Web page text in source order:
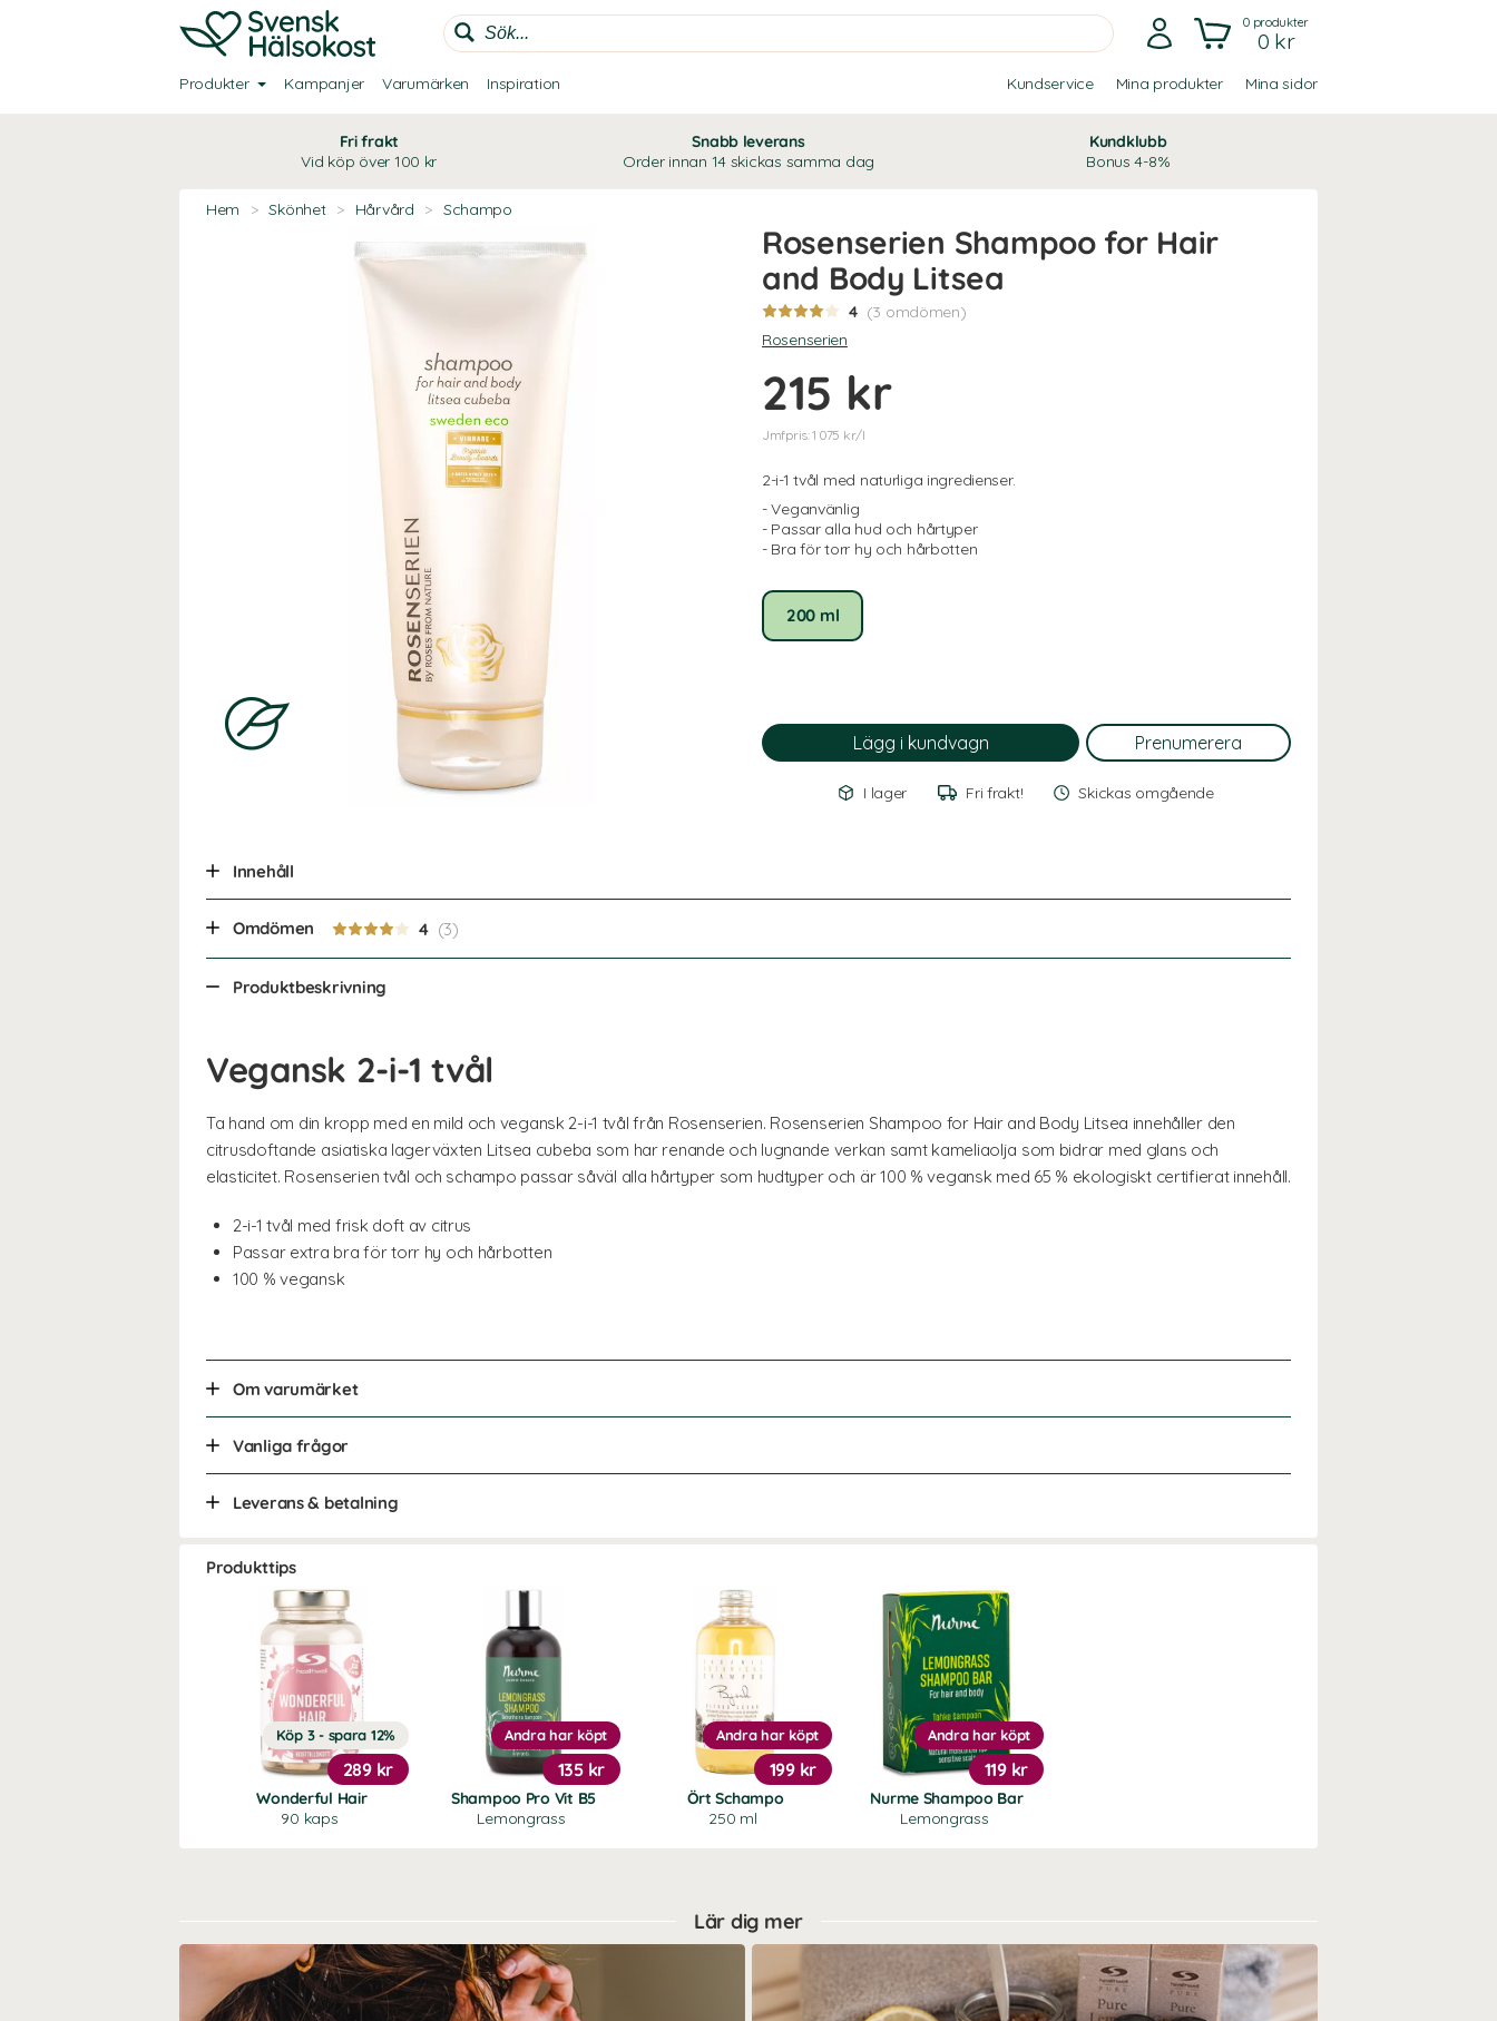
0produkter
0 kr
Produkter Kampanjer Varumärken Inspiration Kundservice Mina produkter Mina sidor
Fri frakt
Vid köp över 100 kr
Snabb leverans
Order innan 14 skickas samma dag
Kundklubb
Bonus 4-8%
Hem > Skönhet > Hårvård > Schampo
Rosenserien Shampoo for Hair
and Body Litsea
4 (3 omdömen)
Rosenserien
215 kr
Jmfpris: 1 075 kr/l
2-i-1 tvål med naturliga ingredienser.
- Veganvänlig
- Passar alla hud och hårtyper
- Bra för torr hy och hårbotten
200 ml
I lager Fri frakt! Skickas omgående
Innehåll
Omdömen 4
Produktbeskrivning
Vegansk 2-i-1 tvål
Ta hand om din kropp med en mild och vegansk 2-i-1 tvål från Rosenserien. Rosenserien Shampoo for Hair and Body Litsea innehåller den
citrusdoftande asiatiska lagerväxten Litsea cubeba som har renande och lugnande verkan samt kameliaolja som bidrar med glans och
elasticitet. Rosenserien tvål och schampo passar såväl alla hårtyper som hudtyper och är 100 % vegansk med 65 % ekologiskt certifierat innehåll.
2-i-1 tvål med frisk doft av citrus
Passar extra bra för torr hy och hårbotten
100 % vegansk
Om varumärket
Vanliga frågor
Leverans & betalning
Produkttips
Wonderful Hair
90 kaps
Köp 3 - spara 12%
289 kr
Shampoo Pro Vit B5
Lemongrass
Andra har köpt
135 kr
Ört Schampo
250 ml
Andra har köpt
199 kr
Nurme Shampoo Bar
Lemongrass
Andra har köpt
119 kr
Lär dig mer